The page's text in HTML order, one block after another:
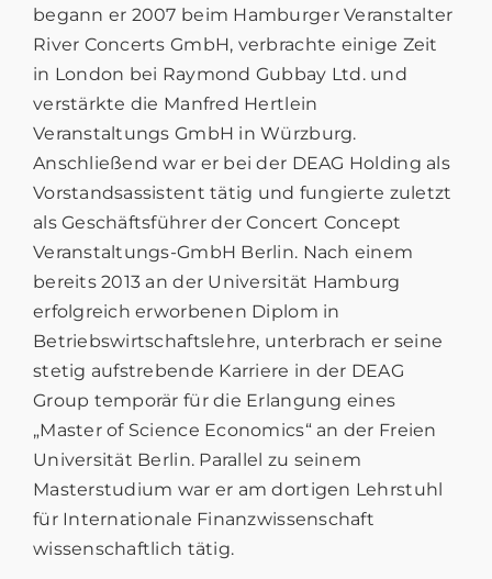
begann er 2007 beim Hamburger Veranstalter
River Concerts GmbH, verbrachte einige Zeit
in London bei Raymond Gubbay Ltd. und
verstärkte die Manfred Hertlein
Veranstaltungs GmbH in Würzburg.
Anschließend war er bei der DEAG Holding als
Vorstandsassistent tätig und fungierte zuletzt
als Geschäftsführer der Concert Concept
Veranstaltungs-GmbH Berlin. Nach einem
bereits 2013 an der Universität Hamburg
erfolgreich erworbenen Diplom in
Betriebswirtschaftslehre, unterbrach er seine
stetig aufstrebende Karriere in der DEAG
Group temporär für die Erlangung eines
„Master of Science Economics“ an der Freien
Universität Berlin. Parallel zu seinem
Masterstudium war er am dortigen Lehrstuhl
für Internationale Finanzwissenschaft
wissenschaftlich tätig.